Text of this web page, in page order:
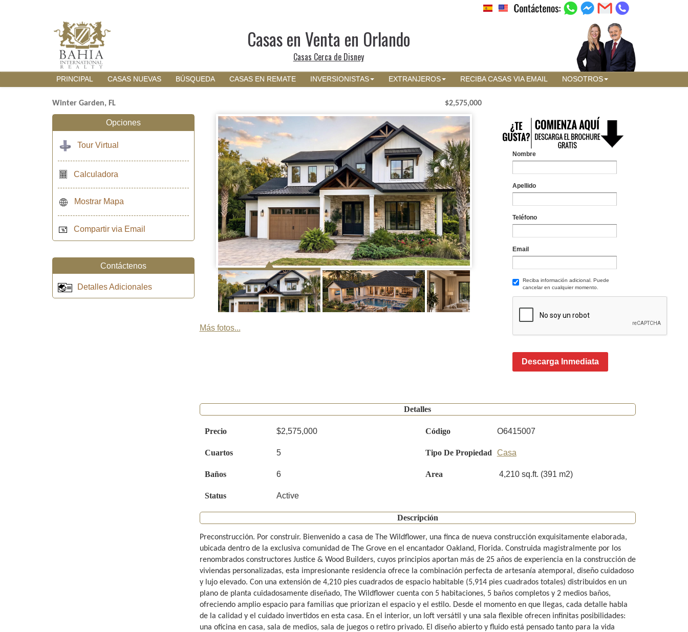
Casas en Venta en Orlando
Casas Cerca de Disney
PRINCIPAL CASAS NUEVAS BÚSQUEDA CASAS EN REMATE INVERSIONISTAS EXTRANJEROS RECIBA CASAS VIA EMAIL NOSOTROS
Winter Garden, FL $2,575,000
Más fotos...
Nombre
Apellido
Teléfono
Email
Reciba información adicional. Puede
cancelar en cualquier momento.
Descarga Inmediata
Detalles
Precio $2,575,000 Código O6415007
Cuartos 5 Tipo De Propiedad Casa
Baños 6 Area 4,210 sq.ft. (391 m2)
Status Active
Descripción
Preconstrucción. Por construir. Bienvenido a casa de The Wildflower, una finca de nueva construcción exquisitamente elaborada,
ubicada dentro de la exclusiva comunidad de The Grove en el encantador Oakland, Florida. Construida magistralmente por los
renombrados constructores Justice & Wood Builders, cuyos principios aportan más de 25 años de experiencia en la construcción de
viviendas personalizadas, esta impresionante residencia ofrece la combinación perfecta de artesanía atemporal, diseño cuidadoso
y lujo elevado. Con una extensión de 4,210 pies cuadrados de espacio habitable (5,914 pies cuadrados totales) distribuidos en un
plano de planta cuidadosamente diseñado, The Wildflower cuenta con 5 habitaciones, 5 baños completos y 2 medios baños,
ofreciendo amplio espacio para familias que priorizan el espacio y el estilo. Desde el momento en que llegas, cada detalle habla
de la calidad y el cuidado invertidos en esta casa. En el interior, un loft versátil y una sala flexible ofrecen infinitas posibilidades:
una oficina en casa, sala de medios, sala de juegos o retiro privado. El diseño abierto y fluido está pensado tanto para la vida
Opciones
Tour Virtual
Calculadora
Mostrar Mapa
Compartir via Email
Contáctenos
Detalles Adicionales